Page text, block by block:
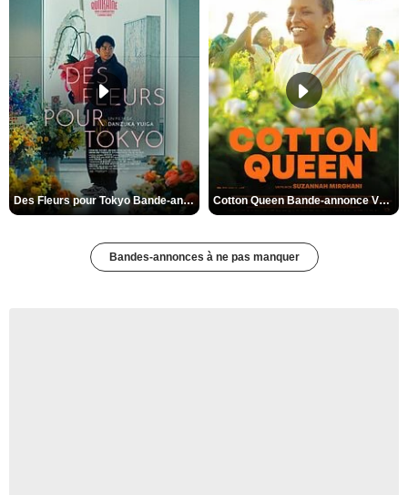
Des Fleurs pour Tokyo Bande-annonce VO STFR Cotton Queen Bande-annonce VO STFR
Bandes-annonces à ne pas manquer